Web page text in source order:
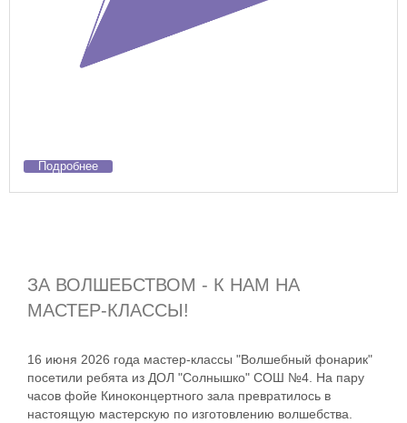
Подробнее
ЗА ВОЛШЕБСТВОМ - К НАМ НА
МАСТЕР-КЛАССЫ!
16 июня 2026 года мастер-классы "Волшебный фонарик"
посетили ребята из ДОЛ "Солнышко" СОШ №4. На пару
часов фойе Киноконцертного зала превратилось в
настоящую мастерскую по изготовлению волшебства.